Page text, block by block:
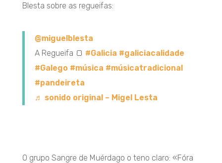
Blesta sobre as regueifas:
@miguelblesta
A Regueifa 🍞 #Galicia #galiciacalidade
#Galego #música #músicatradicional
#pandeireta
♬ sonido original – Migel Lesta
O grupo Sangre de Muérdago o teno claro: «Fóra